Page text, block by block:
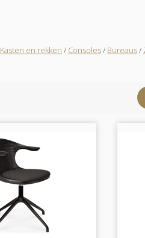
Kasten en rekken / Consoles/ Bureaus/